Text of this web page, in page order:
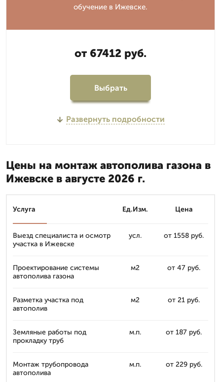
обучение в Ижевске.
от 67412 руб.
Выбрать
Развернуть подробности
Цены на монтаж автополива газона в
Ижевске в августе 2026 г.
Услуга Ед.Изм. Цена
Выезд специалиста и осмотр
участка в Ижевске
усл. от 1558 руб.
Проектирование системы
автополива газона
м2 от 47 руб.
Разметка участка под
автополив
м2 от 21 руб.
Земляные работы под
прокладку труб
м.п. от 187 руб.
Монтаж трубопровода
автополива
м.п. от 229 руб.